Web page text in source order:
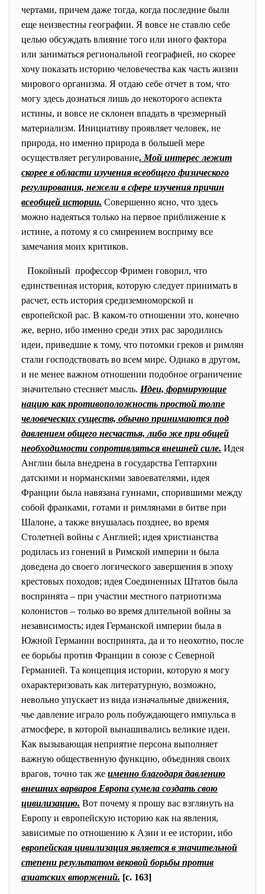
чертами, причем даже тогда, когда последние были
еще неизвестны географии. Я вовсе не ставлю себе
целью обсуждать влияние того или иного фактора
или заниматься региональной географией, но скорее
хочу показать историю человечества как часть жизни
мирового организма. Я отдаю себе отчет в том, что
могу здесь дознаться лишь до некоторого аспекта
истины, и вовсе не склонен впадать в чрезмерный
материализм. Инициативу проявляет человек, не
природа, но именно природа в большей мере
осуществляет регулирование. Мой интерес лежит
скорее в области изучения всеобщего физического
регулирования, нежели в сфере изучения причин
всеобщей истории. Совершенно ясно, что здесь
можно надеяться только на первое приближение к
истине, а потому я со смирением восприму все
замечания моих критиков.
Покойный профессор Фримен говорил, что
единственная история, которую следует принимать в
расчет, есть история средиземноморской и
европейской рас. В каком-то отношении это, конечно
же, верно, ибо именно среди этих рас зародились
идеи, приведшие к тому, что потомки греков и римлян
стали господствовать во всем мире. Однако в другом,
и не менее важном отношении подобное ограничение
значительно стесняет мысль. Идеи, формирующие
нацию как противоположность простой толпе
человеческих существ, обычно принимаются под
давлением общего несчастья, либо же при общей
необходимости сопротивляться внешней силе. Идея
Англии была внедрена в государства Гептархии
датскими и норманскими завоевателями, идея
Франции была навязана гуннами, спорившими между
собой франками, готами и римлянами в битве при
Шалоне, а также внушалась позднее, во время
Столетней войны с Англией; идея христианства
родилась из гонений в Римской империи и была
доведена до своего логического завершения в эпоху
крестовых походов; идея Соединенных Штатов была
воспринята – при участии местного патриотизма
колонистов – только во время длительной войны за
независимость; идея Германской империи была в
Южной Германии воспринята, да и то неохотно, после
ее борьбы против Франции в союзе с Северной
Германией. Та концепция истории, которую я могу
охарактеризовать как литературную, возможно,
невольно упускает из вида изначальные движения,
чье давление играло роль побуждающего импульса в
атмосфере, в которой вынашивались великие идеи.
Как вызывающая неприятие персона выполняет
важную общественную функцию, объединяя своих
врагов, точно так же именно благодаря давлению
внешних варваров Европа сумела создать свою
цивилизацию. Вот почему я прошу вас взглянуть на
Европу и европейскую историю как на явления,
зависимые по отношению к Азии и ее истории, ибо
европейская цивилизация является в значительной
степени результатом вековой борьбы против
азиатских вторжений. [c. 163]